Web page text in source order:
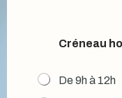
Créneau
De 9h à 12h